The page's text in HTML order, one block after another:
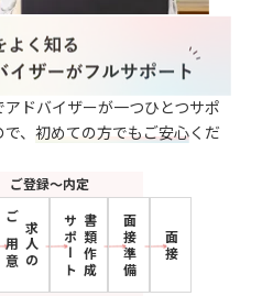
アドバイザーが一つひとつサポ
、 初めての方でもご安心くだ
ご登録〜内定
求人の
ご用意 書類作成
サポート 面接準備 面接